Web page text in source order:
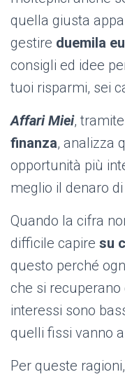
quella giusta
gestire duemila
consigli ed idee
tuoi risparmi, sei
Affari Miei,
finanza, analizza
opportunità più
meglio il denaro
Quando la cifra
difficile capire su
questo perché
che si recuperano
interessi sono
quelli fissi vanno
Per queste